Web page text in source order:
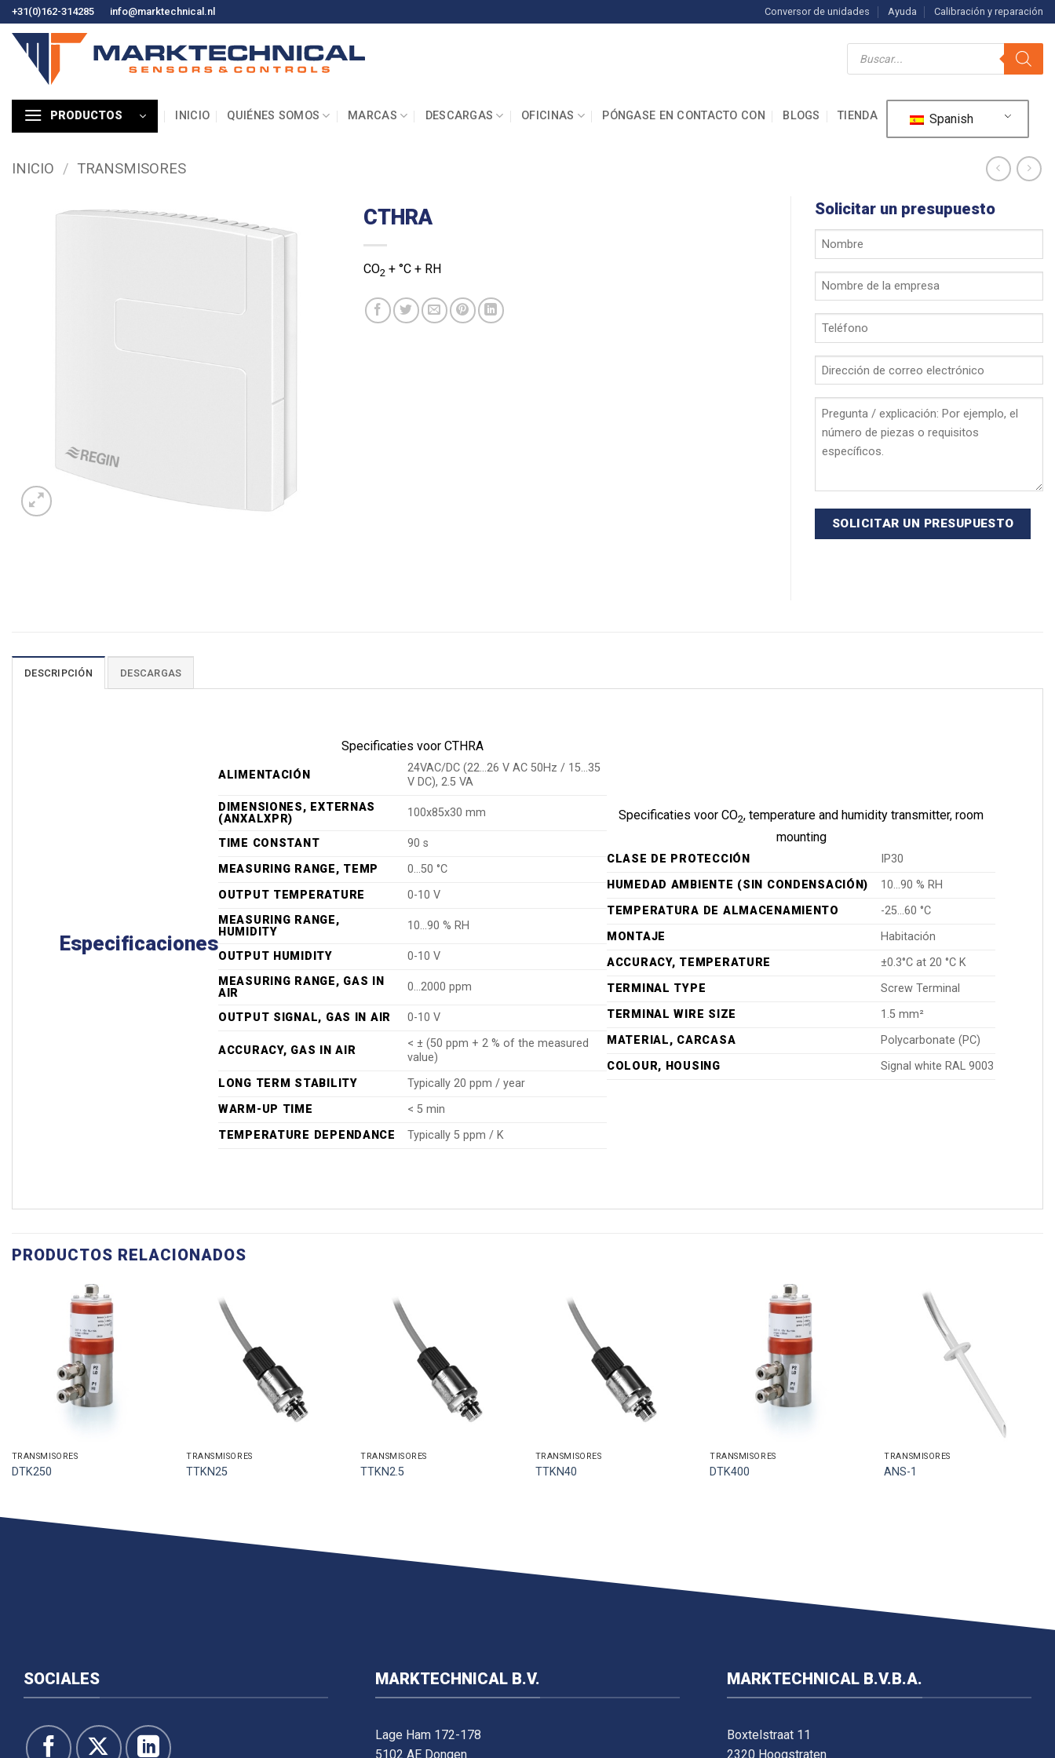
al
contenido
+31(0)162-314285 info@marktechnical.nl Conversor de unidades Ayuda Calibración y reparación
Búsqueda
PRODUCTOS INICIO QUIÉNES SOMOS MARCAS DESCARGAS OFICINAS PÓNGASE EN CONTACTO CON BLOGS TIENDA Spanish
INICIO / TRANSMISORES
CTHRA
CO2 + °C + RH
Solicitar un presupuesto
Su
nombre
Nombre
de
empresa
*
Teléfono
*
Dirección
de
electrónico
Pregunta
explicación
DESCRIPCIÓN DESCARGAS
Especificaciones
Specificaties voor CTHRA
ALIMENTACIÓN
24VAC/DC (22…26 V AC 50Hz / 15…35
V DC), 2.5 VA
DIMENSIONES, EXTERNAS
(ANXALXPR)
100x85x30 mm
TIME CONSTANT
90 s
MEASURING RANGE, TEMP
0…50 °C
OUTPUT TEMPERATURE
0-10 V
MEASURING RANGE,
HUMIDITY
10…90 % RH
OUTPUT HUMIDITY
0-10 V
MEASURING RANGE, GAS IN
AIR
0…2000 ppm
OUTPUT SIGNAL, GAS IN AIR 0-10 V
ACCURACY, GAS IN AIR
< ± (50 ppm + 2 % of the measured
value)
LONG TERM STABILITY
Typically 20 ppm / year
WARM-UP TIME
< 5 min
TEMPERATURE DEPENDANCE
Typically 5 ppm / K
Specificaties voor CO2, temperature and humidity transmitter, room
mounting
CLASE DE PROTECCIÓN
IP30
HUMEDAD AMBIENTE (SIN CONDENSACIÓN)
10…90 % RH
TEMPERATURA DE ALMACENAMIENTO
-25…60 °C
MONTAJE
Habitación
ACCURACY, TEMPERATURE
±0.3°C at 20 °C K
TERMINAL TYPE
Screw Terminal
TERMINAL WIRE SIZE
1.5 mm²
MATERIAL, CARCASA
Polycarbonate (PC)
COLOUR, HOUSING
Signal white RAL 9003
PRODUCTOS RELACIONADOS
TRANSMISORES
DTK250
TRANSMISORES
TTKN25
TRANSMISORES
TTKN2.5
TRANSMISORES
TTKN40
TRANSMISORES
DTK400
TRANSMISORES
ANS-1
SOCIALES MARKTECHNICAL B.V.
Lage Ham 172-178
5102 AE Dongen
MARKTECHNICAL B.V.B.A.
Boxtelstraat 11
2320 Hoogstraten